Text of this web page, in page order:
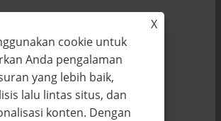
TENTANG KAMI
BERITA
MENGIRIMKAN
PERMINTAAN
X
cookie untuk
Anda pengalaman
yang lebih baik,
lalu lintas situs, dan
konten. Dengan